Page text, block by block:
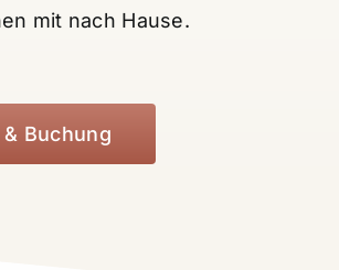
mit nach Hause.
Buchung